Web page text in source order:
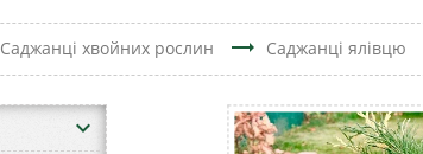
Саджанці хвойних рослин trending_flat Саджанці ялівцю
keyboard_arrow_down